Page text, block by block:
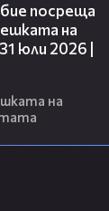
посреща
на
юли 2026 |
на